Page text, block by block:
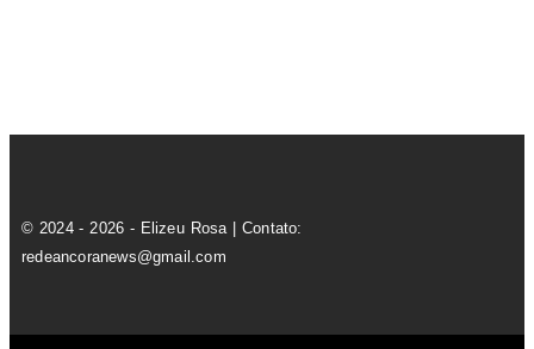
© 2024 - 2026 - Elizeu Rosa | Contato:
redeancoranews@gmail.com